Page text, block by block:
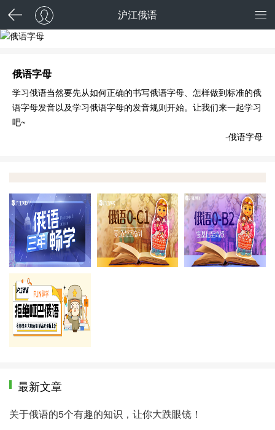
沪江俄语
俄语字母
学习俄语当然要先从如何正确的书写俄语字母、怎样做到标准的俄
语字母发音以及学习俄语字母的发音规则开始。让我们来一起学习
吧~
-俄语字母
霸屏C位，学完全返 能力提升 留
最新文章
关于俄语的5个有趣的知识，让你大跌眼镜！